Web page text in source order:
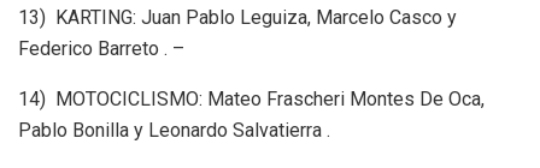
13) KARTING: Juan Pablo Leguiza, Marcelo Casco y
Federico Barreto . –
14) MOTOCICLISMO: Mateo Frascheri Montes De Oca,
Pablo Bonilla y Leonardo Salvatierra .